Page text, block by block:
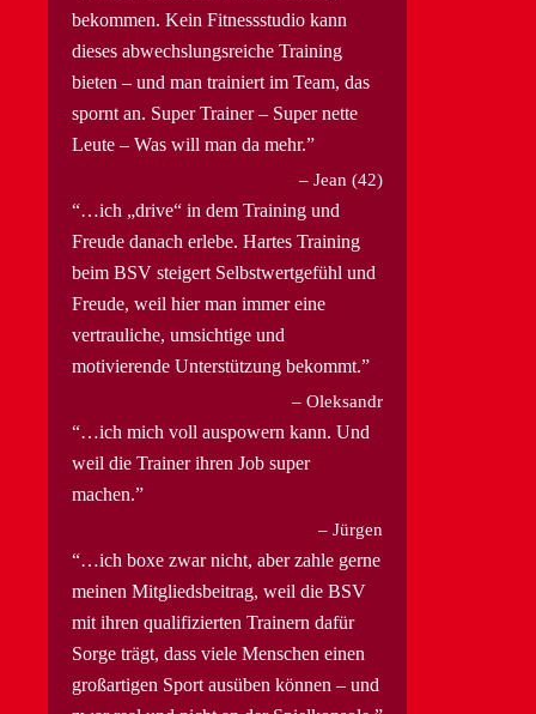
bekommen. Kein Fitnessstudio kann
dieses abwechslungsreiche Training
bieten – und man trainiert im Team, das
spornt an. Super Trainer – Super nette
Leute – Was will man da mehr.
Jean (42)
…ich „drive“ in dem Training und
Freude danach erlebe. Hartes Training
beim BSV steigert Selbstwertgefühl und
Freude, weil hier man immer eine
vertrauliche, umsichtige und
motivierende Unterstützung bekommt.
Oleksandr
…ich mich voll auspowern kann. Und
weil die Trainer ihren Job super
machen.
Jürgen
…ich boxe zwar nicht, aber zahle gerne
meinen Mitgliedsbeitrag, weil die BSV
mit ihren qualifizierten Trainern dafür
Sorge trägt, dass viele Menschen einen
großartigen Sport ausüben können – und